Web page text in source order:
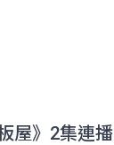
屋》2集連播